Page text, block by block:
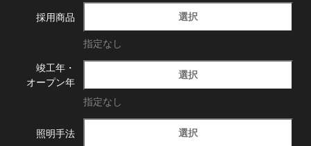
採用商品 選択
指定なし
竣工年・
オープン年
選択
指定なし
照明手法 選択